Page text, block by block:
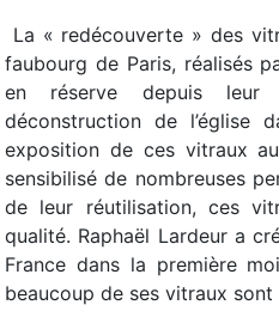
 La « redécouverte » des
faubourg de Paris, réalisés
en réserve depuis
déconstruction de l’église
exposition de ces vitraux
sensibilisé de nombreuses
de leur réutilisation, ces
qualité. Raphaël Lardeur a
France dans la première
beaucoup de ses vitraux sont